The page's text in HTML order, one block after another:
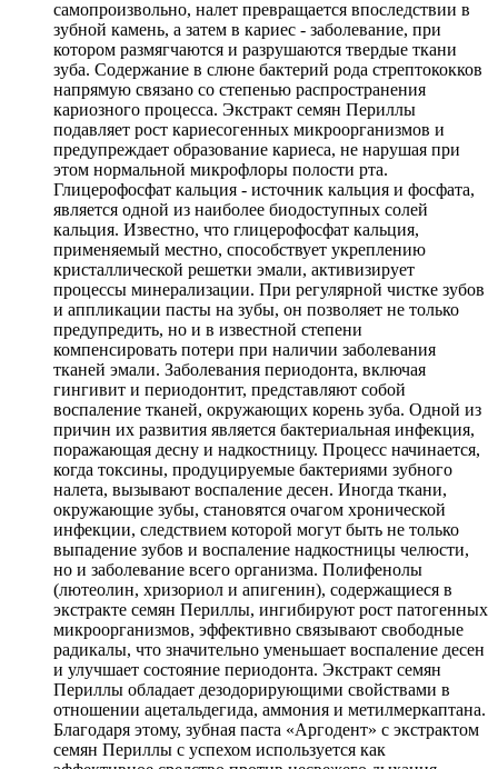
самопроизвольно, налет превращается впоследствии в
зубной камень, а затем в кариес - заболевание, при
котором размягчаются и разрушаются твердые ткани
зуба. Содержание в слюне бактерий рода стрептококков
напрямую связано со степенью распространения
кариозного процесса. Экстракт семян Периллы
подавляет рост кариесогенных микроорганизмов и
предупреждает образование кариеса, не нарушая при
этом нормальной микрофлоры полости рта.
Глицерофосфат кальция - источник кальция и фосфата,
является одной из наиболее биодоступных солей
кальция. Известно, что глицерофосфат кальция,
применяемый местно, способствует укреплению
кристаллической решетки эмали, активизирует
процессы минерализации. При регулярной чистке зубов
и аппликации пасты на зубы, он позволяет не только
предупредить, но и в известной степени
компенсировать потери при наличии заболевания
тканей эмали. Заболевания периодонта, включая
гингивит и периодонтит, представляют собой
воспаление тканей, окружающих корень зуба. Одной из
причин их развития является бактериальная инфекция,
поражающая десну и надкостницу. Процесс начинается,
когда токсины, продуцируемые бактериями зубного
налета, вызывают воспаление десен. Иногда ткани,
окружающие зубы, становятся очагом хронической
инфекции, следствием которой могут быть не только
выпадение зубов и воспаление надкостницы челюсти,
но и заболевание всего организма. Полифенолы
(лютеолин, хризориол и апигенин), содержащиеся в
экстракте семян Периллы, ингибируют рост патогенных
микроорганизмов, эффективно связывают свободные
радикалы, что значительно уменьшает воспаление десен
и улучшает состояние периодонта. Экстракт семян
Периллы обладает дезодорирующими свойствами в
отношении ацетальдегида, аммония и метилмеркаптана.
Благодаря этому, зубная паста «Аргодент» с экстрактом
семян Периллы с успехом используется как